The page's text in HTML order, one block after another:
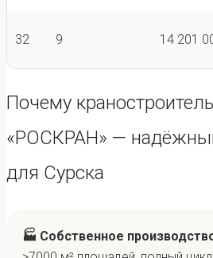
32 9 14 201
Почему
«РОСКРАН» —
для Сурска
🏭 Собственное